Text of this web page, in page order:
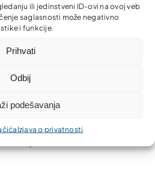
ili jedinstveni ID-ovi na ovoj veb
saglasnosti može negativno
i funkcije.
Prihvati
Odbij
podešavanja
Izjava o privatnosti
odnos – Kreditni službenik –